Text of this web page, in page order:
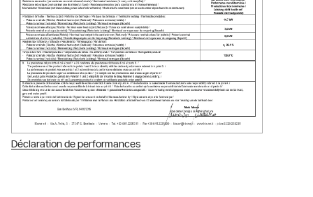
Déclaration de performances